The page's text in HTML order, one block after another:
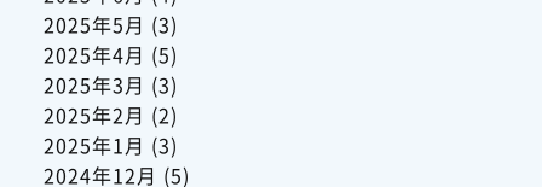
2025年5月 (3)
2025年4月 (5)
2025年3月 (3)
2025年2月 (2)
2025年1月 (3)
2024年12月 (5)